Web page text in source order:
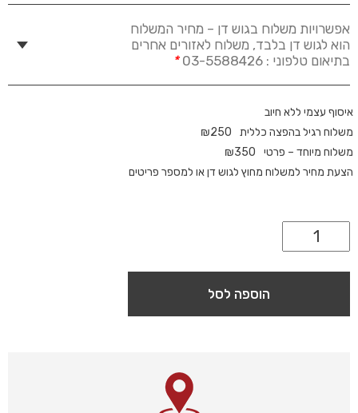
אפשרויות משלוח בגוש דן – מחיר המשלוח
הוא לגוש דן בלבד, משלוח לאזורים אחרים
בתיאום טלפוני : 03-5588426
*
איסוף עצמי ללא חיוב
משלוח רגיל בהפצה כללית
₪250
משלוח מיוחד – פרטי
₪350
הצעת מחיר למשלוח מחוץ לגוש דן או למספר פריטים
הוספה לסל